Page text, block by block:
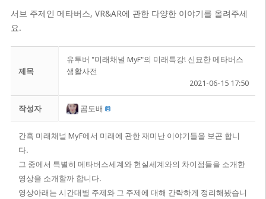
서브 주제인 메타버스, VR&AR에 관한 다양한 이야기를 올려주세
요.
제목
유투버 "미래채널 MyF"의 미래특강! 신묘한 메타버스
생활사전
2021-06-15 17:50
작성자 곰도배
간혹 미래채널 MyF에서 미래에 관한 재미난 이야기들을 보곤 합니
다.
그 중에서 특별히 메타버스세계와 현실세계와의 차이점들을 소개한
영상을 소개할까 합니다.
영상아래는 시간대별 주제와 그 주제에 대해 간략하게 정리해봤습니